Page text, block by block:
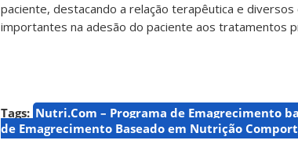
paciente, destacando a relação terapêutica e
importantes na adesão do paciente aos tratamentos
Tags: Nutri.Com – Programa de Emagrecimento
de Emagrecimento Baseado em Nutrição